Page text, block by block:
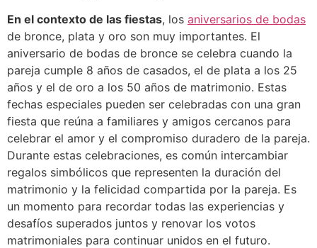
En el contexto de las fiestas, los aniversarios de bodas
de bronce, plata y oro son muy importantes. El
aniversario de bodas de bronce se celebra cuando la
pareja cumple 8 años de casados, el de plata a los 25
años y el de oro a los 50 años de matrimonio. Estas
fechas especiales pueden ser celebradas con una gran
fiesta que reúna a familiares y amigos cercanos para
celebrar el amor y el compromiso duradero de la pareja.
Durante estas celebraciones, es común intercambiar
regalos simbólicos que representen la duración del
matrimonio y la felicidad compartida por la pareja. Es
un momento para recordar todas las experiencias y
desafíos superados juntos y renovar los votos
matrimoniales para continuar unidos en el futuro.